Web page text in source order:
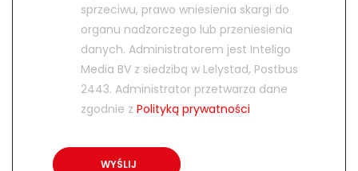
sprzeciwu, prawo wniesienia skargi do
organu nadzorczego lub przeniesienia
danych. Administratorem jest Inteligo
Media BV z siedzibą w Lelystad, Postbus
2443. Administrator przetwarza dane
zgodnie z Polityką prywatności